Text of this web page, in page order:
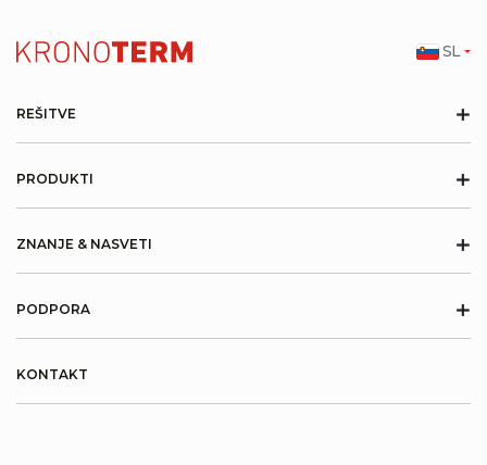
REŠITVE +
PRODUKTI +
ZNANJE & NASVETI +
PODPORA +
KONTAKT
SL